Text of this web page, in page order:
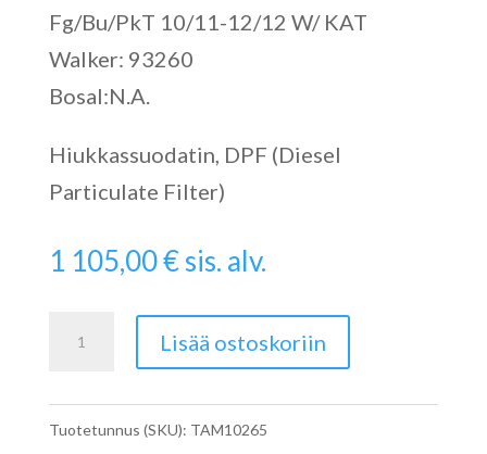
Fg/Bu/PkT 10/11-12/12 W/ KAT
Walker: 93260
Bosal:N.A.
Hiukkassuodatin, DPF (Diesel
Particulate Filter)
1 105,00€sis. alv.
määrä
Lisää ostoskoriin
Tuotetunnus (SKU): TAM10265